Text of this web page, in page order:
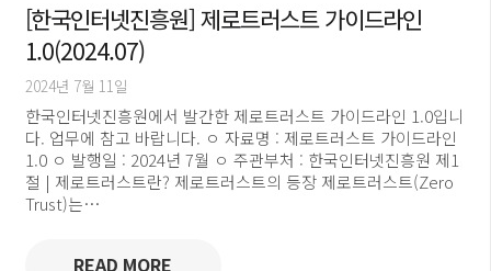
[한국인터넷진흥원] 제로트러스트 가이드라인
1.0(2024.07)
2024년 7월 11일
한국인터넷진흥원에서 발간한 제로트러스트 가이드라인 1.0입니
다. 업무에 참고 바랍니다. ㅇ 자료명 : 제로트러스트 가이드라인
1.0 ㅇ 발행일 : 2024년 7월 ㅇ 주관부처 : 한국인터넷진흥원 제1
절 | 제로트러스트란? 제로트러스트의 등장 제로트러스트(Zero
Trust)는…
READ MORE